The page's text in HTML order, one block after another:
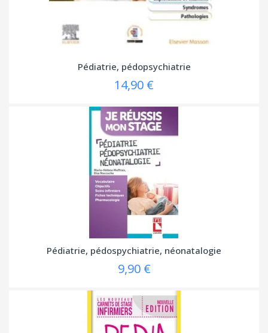
Pédiatrie, pédopsychiatrie
14,90 €
Pédiatrie, pédospychiatrie, néonatalogie
9,90 €